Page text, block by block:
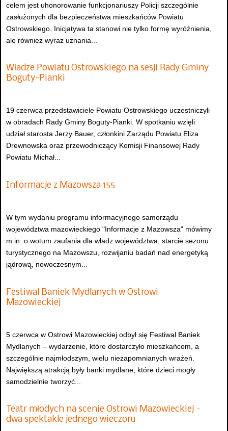
celem jest uhonorowanie funkcjonariuszy Policji szczególnie
zasłużonych dla bezpieczeństwa mieszkańców Powiatu
Ostrowskiego. Inicjatywa ta stanowi nie tylko formę wyróżnienia,
ale również wyraz uznania...
Władze Powiatu Ostrowskiego na sesji Rady Gminy
Boguty-Pianki
19 czerwca przedstawiciele Powiatu Ostrowskiego uczestniczyli
w obradach Rady Gminy Boguty-Pianki. W spotkaniu wzięli
udział starosta Jerzy Bauer, członkini Zarządu Powiatu Eliza
Drewnowska oraz przewodniczący Komisji Finansowej Rady
Powiatu Michał...
Informacje z Mazowsza 155
W tym wydaniu programu informacyjnego samorządu
województwa mazowieckiego "Informacje z Mazowsza" mówimy
m.in. o wotum zaufania dla władz województwa, starcie sezonu
turystycznego na Mazowszu, rozwijaniu badań nad energetyką
jądrową, nowoczesnym...
Festiwal Baniek Mydlanych w Ostrowi
Mazowieckiej
5 czerwca w Ostrowi Mazowieckiej odbył się Festiwal Baniek
Mydlanych – wydarzenie, które dostarczyło mieszkańcom, a
szczególnie najmłodszym, wielu niezapomnianych wrażeń.
Największą atrakcją były banki mydlane, które dzieci mogły
samodzielnie tworzyć...
Teatr młodych na scenie Ostrowi Mazowieckiej –
dwa spektakle jednego wieczoru